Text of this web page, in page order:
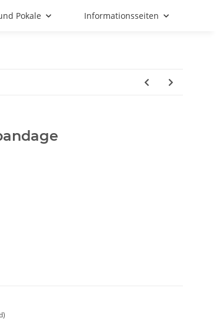
Pokale Informationsseiten